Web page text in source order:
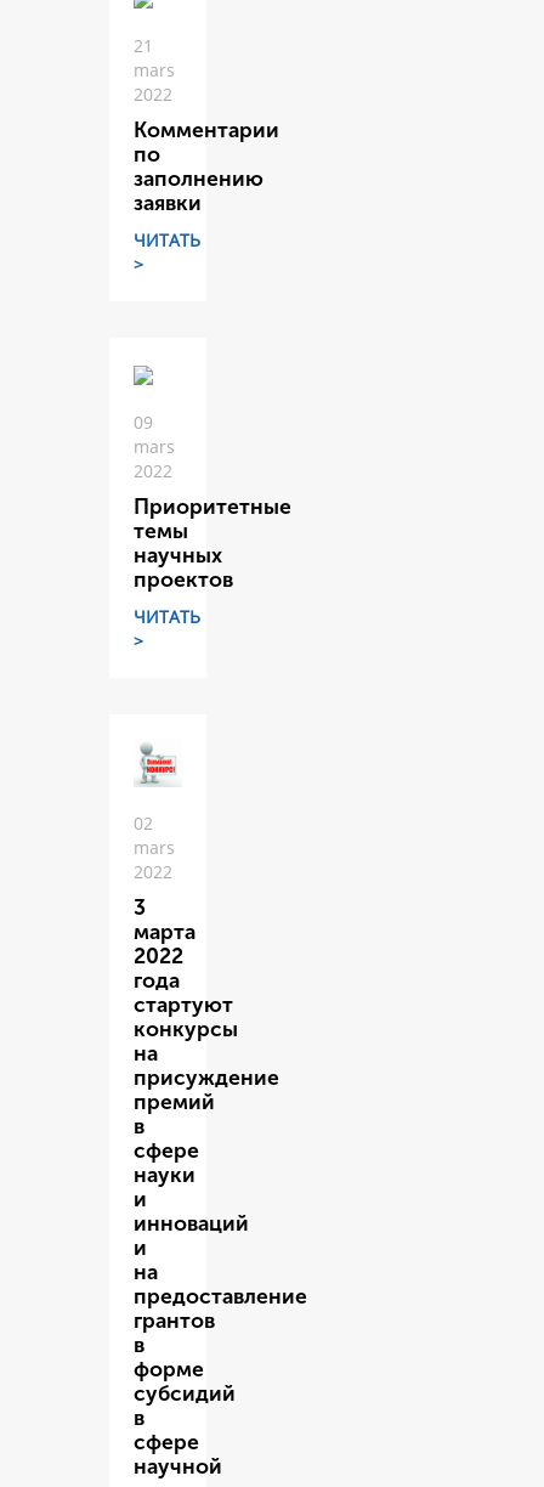
21
mars
2022
Комментарии
по
заполнению
заявки
ЧИТАТЬ
>
09
mars
2022
Приоритетные
темы
научных
проектов
ЧИТАТЬ
>
02
mars
2022
3
марта
2022
года
стартуют
конкурсы
на
присуждение
премий
в
сфере
науки
и
инноваций
и
на
предоставление
грантов
в
форме
субсидий
в
сфере
научной